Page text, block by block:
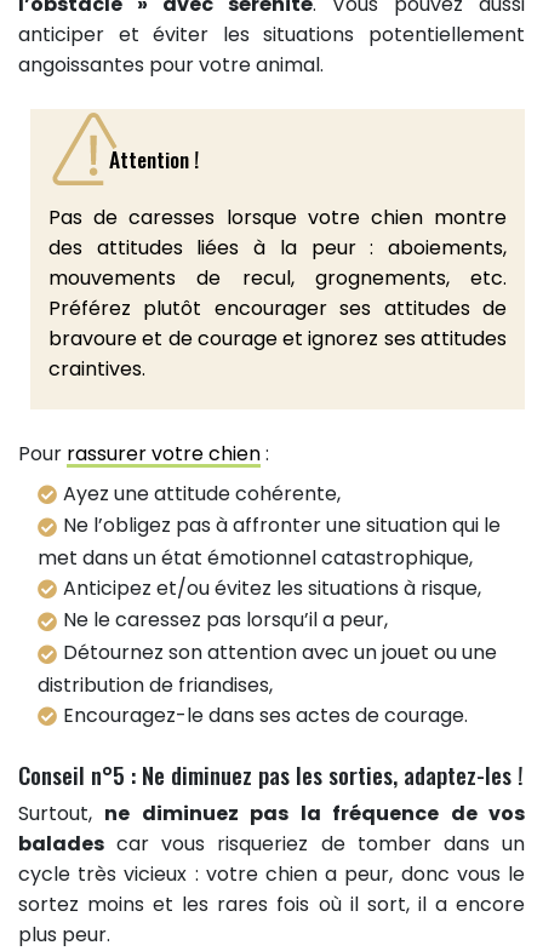
anticiper et éviter les situations potentiellement
angoissantes pour votre animal.
Attention !
Pas de caresses lorsque votre chien montre
des attitudes liées à la peur : aboiements,
mouvements de recul, grognements, etc.
Préférez plutôt encourager ses attitudes de
bravoure et de courage et ignorez ses attitudes
craintives.
Pour rassurer votre chien:
Ayez une attitude cohérente,
Ne l’obligez pas à affronter une situation qui le
met dans un état émotionnel catastrophique,
Anticipez et/ou évitez les situations à risque,
Ne le caressez pas lorsqu’il a peur,
Détournez son attention avec un jouet ou une
distribution de friandises,
Encouragez-le dans ses actes de courage.
Conseil n°5 : Ne diminuez pas les sorties, adaptez-les !
Surtout, ne diminuez pas la fréquence de vos
balades car vous risqueriez de tomber dans un
cycle très vicieux : votre chien a peur, donc vous le
sortez moins et les rares fois où il sort, il a encore
plus peur.